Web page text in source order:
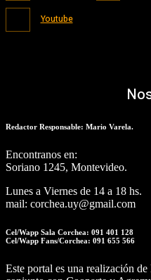
Youtube
Redactor Responsable: Mario Varela.
Encontranos en:
Soriano 1245, Montevideo.
Lunes a Viernes de 14 a 18 hs.
mail: corchea.uy@gmail.com
Cel/Wapp Sala Corchea: 091 401 128
Cel/Wapp Fans/Corchea: 091 655 566
Este portal es una realización